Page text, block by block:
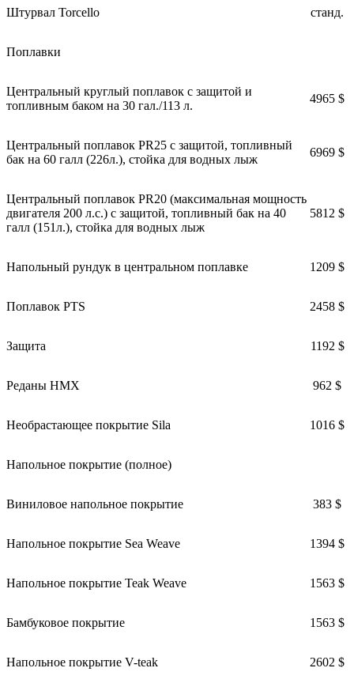
Штурвал Torcello станд.
Поплавки
Центральный круглый поплавок с защитой и
топливным баком на 30 гал./113 л.
4965 $
Центральный поплавок PR25 с защитой, топливный
бак на 60 галл (226л.), стойка для водных лыж
6969 $
Центральный поплавок PR20 (максимальная мощность
двигателя 200 л.с.) с защитой, топливный бак на 40
галл (151л.), стойка для водных лыж
5812 $
Напольный рундук в центральном поплавке 1209 $
Поплавок PTS 2458 $
Защита 1192 $
Pеданы HMX 962 $
Необрастающее покрытие Sila 1016 $
Напольное покрытие (полное)
Виниловое напольное покрытие 383 $
Напольное покрытие Sea Weave 1394 $
Напольное покрытие Teak Weave 1563 $
Бамбуковое покрытие 1563 $
Напольное покрытие V-teak 2602 $